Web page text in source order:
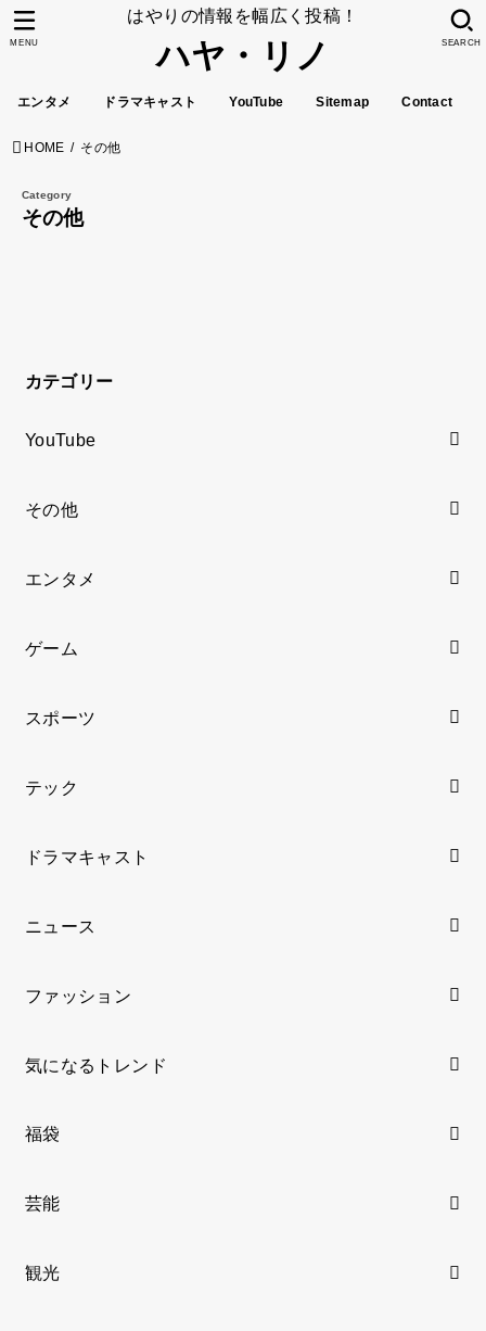
はやりの情報を幅広く投稿！
ハヤ・リノ
エンタメ ドラマキャスト YouTube Sitemap Contact
SEARCH
MENU
HOME その他
その他
カテゴリー
YouTube
その他
エンタメ
ゲーム
スポーツ
テック
ドラマキャスト
ニュース
ファッション
気になるトレンド
福袋
芸能
観光